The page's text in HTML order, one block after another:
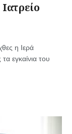
η Ιερά
εγκαίνια του